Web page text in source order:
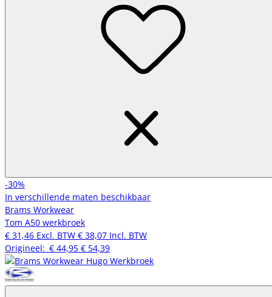
-30%
In verschillende maten beschikbaar
Brams Workwear
Tom A50 werkbroek
€ 31,46 Excl. BTW € 38,07 Incl. BTW
Origineel: € 44,95 € 54,39